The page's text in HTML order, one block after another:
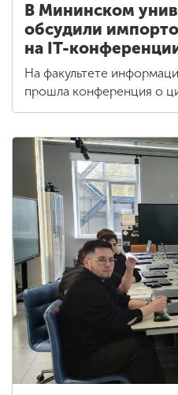
В Мининском
обсудили
на IT-
На факультете
прошла конференция о